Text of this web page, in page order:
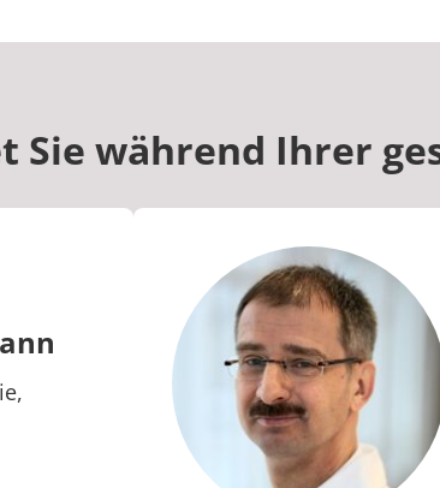
Sie während Ihrer